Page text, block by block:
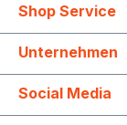
Shop Service
Unternehmen
Social Media